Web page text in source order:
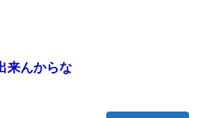
来んからな